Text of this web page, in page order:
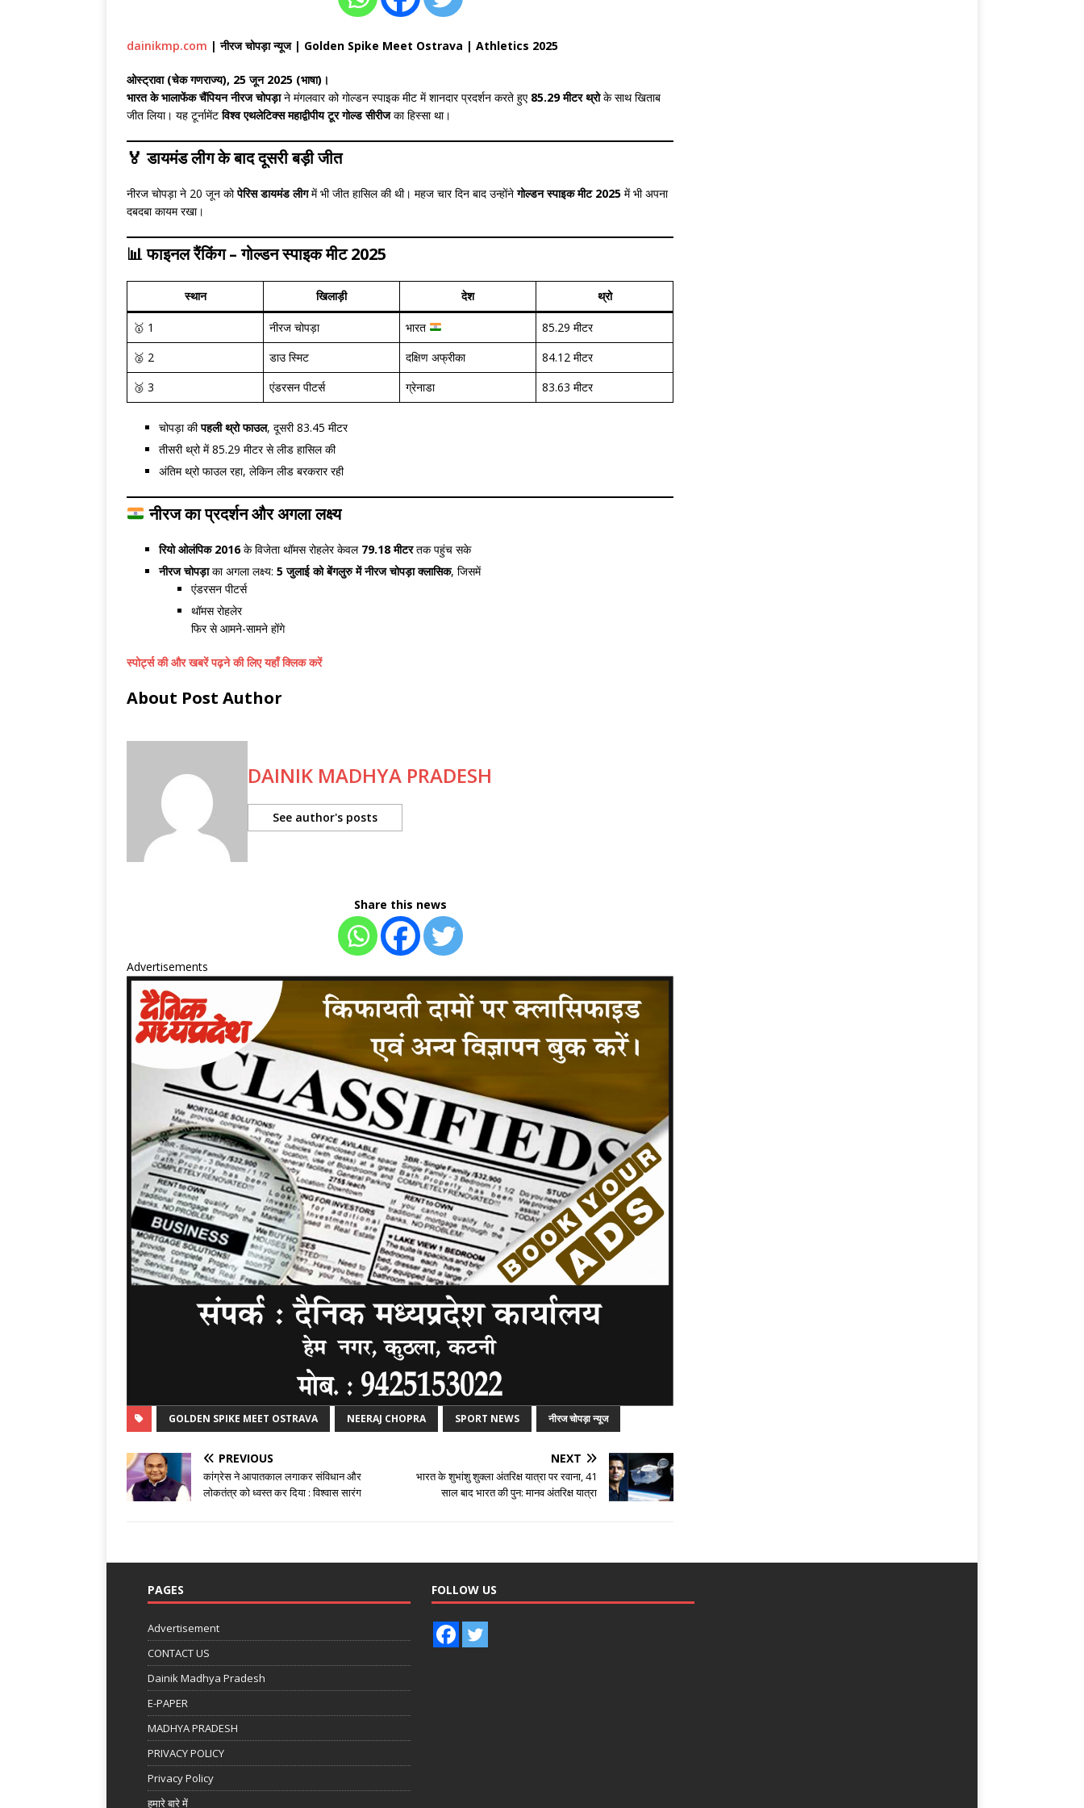
dainikmp.com | नीरज चोपड़ा न्यूज | Golden Spike Meet Ostrava | Athletics 2025
ओस्ट्रावा (चेक गणराज्य), 25 जून 2025 (भाषा)।
भारत के भालाफेंक चैंपियन नीरज चोपड़ाने मंगलवार को गोल्डन स्पाइक मीट में शानदार प्रदर्शन करते हुए 85.29 मीटर थ्रोके साथ खिताब
जीत लिया। यह टूर्नामेंटविश्व एथलेटिक्स महाद्वीपीय टूर गोल्ड सीरीजका हिस्सा था।
🏅 डायमंड लीग के बाद दूसरी बड़ी जीत
नीरज चोपड़ा ने 20 जून कोपेरिस डायमंड लीगमें भी जीत हासिल की थी। महज चार दिन बाद उन्होंनेगोल्डन स्पाइक मीट 2025 में भी अपना
दबदबा कायम रखा।
📊 फाइनल रैंकिंग – गोल्डन स्पाइक मीट 2025
स्थान खिलाड़ी देश थ्रो
🥇 1 नीरज चोपड़ा भारत
85.29 मीटर
🥈 2
डाउ स्मिट दक्षिण अफ्रीका
84.12 मीटर
🥉 3
एंडरसन पीटर्स ग्रेनाडा 83.63 मीटर
चोपड़ा कीपहली थ्रो फाउल, दूसरी 83.45 मीटर
तीसरी थ्रो में 85.29 मीटर से लीड हासिल की
अंतिम थ्रो फाउल रहा, लेकिन लीड बरकरार रही
नीरज का प्रदर्शन और अगला लक्ष्य
रियो ओलंपिक 2016के विजेता थॉमस रोहलेर केवल 79.18 मीटरतक पहुंच सके
नीरज चोपड़ाका अगला लक्ष्य: 5 जुलाई को बेंगलुरु में नीरज चोपड़ा क्लासिक, जिसमें
एंडरसन पीटर्स
थॉमस रोहलेर
फिर से आमने-सामने होंगे
स्पोर्ट्स की और खबरें पढ़ने की लिए यहाँ क्लिक करें
About Post Author
DAINIK MADHYA PRADESH
See author's posts
Share this news
Advertisements
GOLDEN SPIKE MEET OSTRAVA NEERAJ CHOPRA SPORT NEWS नीरज चोपड़ा न्यूज
PREVIOUS
कांग्रेस ने आपातकाल लगाकर संविधान और
लोकतंत्र को ध्वस्त कर दिया : विश्वास सारंग
NEXT
भारत के शुभांशु शुक्ला अंतरिक्ष यात्रा पर रवाना, 41
साल बाद भारत की पुन: मानव अंतरिक्ष यात्रा
PAGES
Advertisement
CONTACT US
Dainik Madhya Pradesh
E-PAPER
MADHYA PRADESH
PRIVACY POLICY
Privacy Policy
हमारे बारे में
FOLLOW US